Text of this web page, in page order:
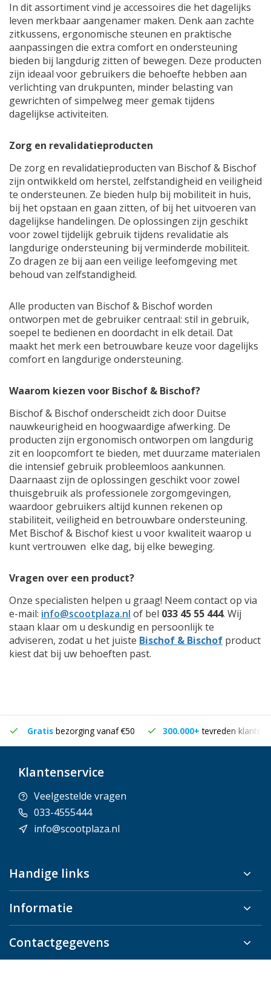
In dit assortiment vind je accessoires die het dagelijks
leven merkbaar aangenamer maken. Denk aan zachte
zitkussens, ergonomische steunen en praktische
aanpassingen die extra comfort en ondersteuning
bieden bij langdurig zitten of bewegen. Deze producten
zijn ideaal voor gebruikers die behoefte hebben aan
verlichting van drukpunten, minder belasting van
gewrichten of simpelweg meer gemak tijdens
dagelijkse activiteiten.
Zorg en revalidatieproducten
De zorg en revalidatieproducten van Bischof & Bischof
zijn ontwikkeld om herstel, zelfstandigheid en veiligheid
te ondersteunen. Ze bieden hulp bij mobiliteit in huis,
bij het opstaan en gaan zitten, of bij het uitvoeren van
dagelijkse handelingen. De oplossingen zijn geschikt
voor zowel tijdelijk gebruik tijdens revalidatie als
langdurige ondersteuning bij verminderde mobiliteit.
Zo dragen ze bij aan een veilige leefomgeving met
behoud van zelfstandigheid.
Alle producten van Bischof & Bischof worden
ontworpen met de gebruiker centraal: stil in gebruik,
soepel te bedienen en doordacht in elk detail. Dat
maakt het merk een betrouwbare keuze voor dagelijks
comfort en langdurige ondersteuning.
Waarom kiezen voor Bischof & Bischof?
Bischof & Bischof onderscheidt zich door Duitse
nauwkeurigheid en hoogwaardige afwerking. De
producten zijn ergonomisch ontworpen om langdurig
zit en loopcomfort te bieden, met duurzame materialen
die intensief gebruik probleemloos aankunnen.
Daarnaast zijn de oplossingen geschikt voor zowel
thuisgebruik als professionele zorgomgevingen,
waardoor gebruikers altijd kunnen rekenen op
stabiliteit, veiligheid en betrouwbare ondersteuning.
Met Bischof & Bischof kiest u voor kwaliteit waarop u
kunt vertrouwen elke dag, bij elke beweging.
Vragen over een product?
Onze specialisten helpen u graag! Neem contact op via
e-mail: info@scootplaza.nl of bel 033 45 55 444. Wij
staan klaar om u deskundig en persoonlijk te
adviseren, zodat u het juiste Bischof & Bischof product
kiest dat bij uw behoeften past.
Gratis bezorging vanaf €50 300.000+tevreden klanten
Klantenservice
Veelgestelde vragen
033-4555444
info@scootplaza.nl
Handige links
Informatie
Contactgegevens